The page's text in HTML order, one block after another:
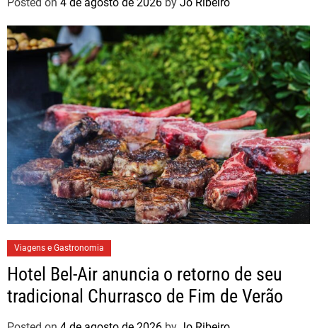
Viagens e Gastronomia
Hotel Bel-Air anuncia o retorno de seu
tradicional Churrasco de Fim de Verão